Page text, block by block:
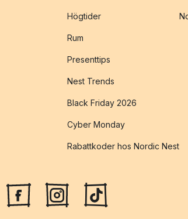
Högtider
Rum
Presenttips
Nest Trends
Black Friday 2026
Cyber Monday
Rabattkoder hos Nordic Nest